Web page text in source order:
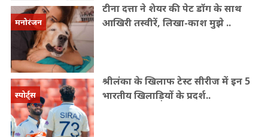
मनोरंजन
टीना दत्ता ने शेयर की पेट डॉग के साथ
आखिरी तस्वीरें, लिखा-काश मुझे ..
स्पोर्ट्स
श्रीलंका के खिलाफ टेस्ट सीरीज में इन 5
भारतीय खिलाड़ियों के प्रदर्श..